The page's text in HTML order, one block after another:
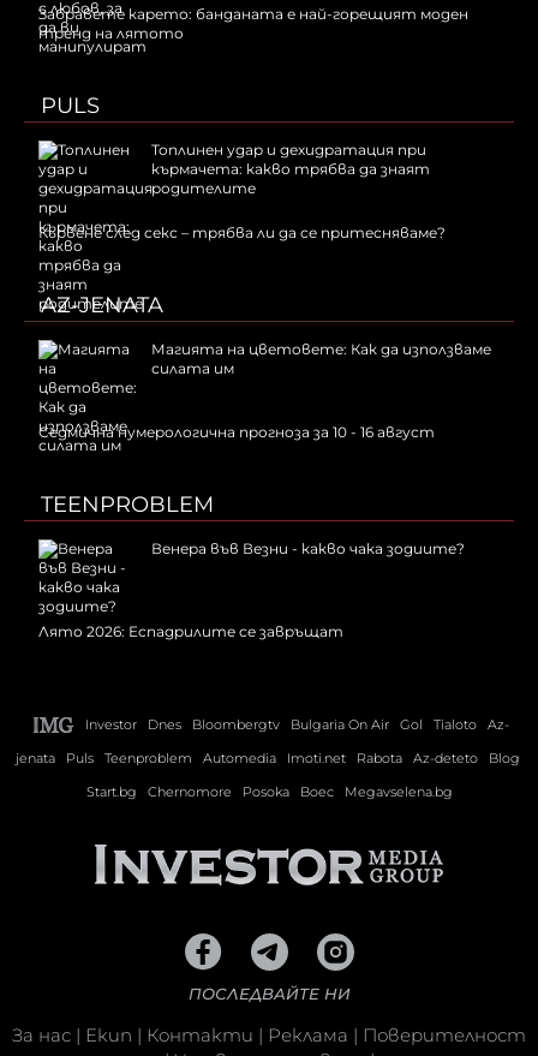
Забравете карето: банданата е най-горещият моден
тренд на лятото
PULS
Топлинен удар и дехидратация при
кърмачета: какво трябва да знаят
родителите
Кървене след секс – трябва ли да се притесняваме?
AZ-JENATA
Магията на цветовете: Как да използваме
силата им
Седмична нумерологична прогноза за 10 - 16 август
TEENPROBLEM
Венера във Везни - какво чака зодиите?
Лято 2026: Еспадрилите се завръщат
Investor Dnes Bloombergtv Bulgaria On Air Gol Tialoto
Az-
jenata
Puls Teenproblem Automedia Imoti.net Rabota Az-deteto
Blog
Start.bg
Chernomore Posoka Boec Megavselena.bg
ПОСЛЕДВАЙТЕ НИ
За нас | Екип | Контакти | Реклама | Поверителност